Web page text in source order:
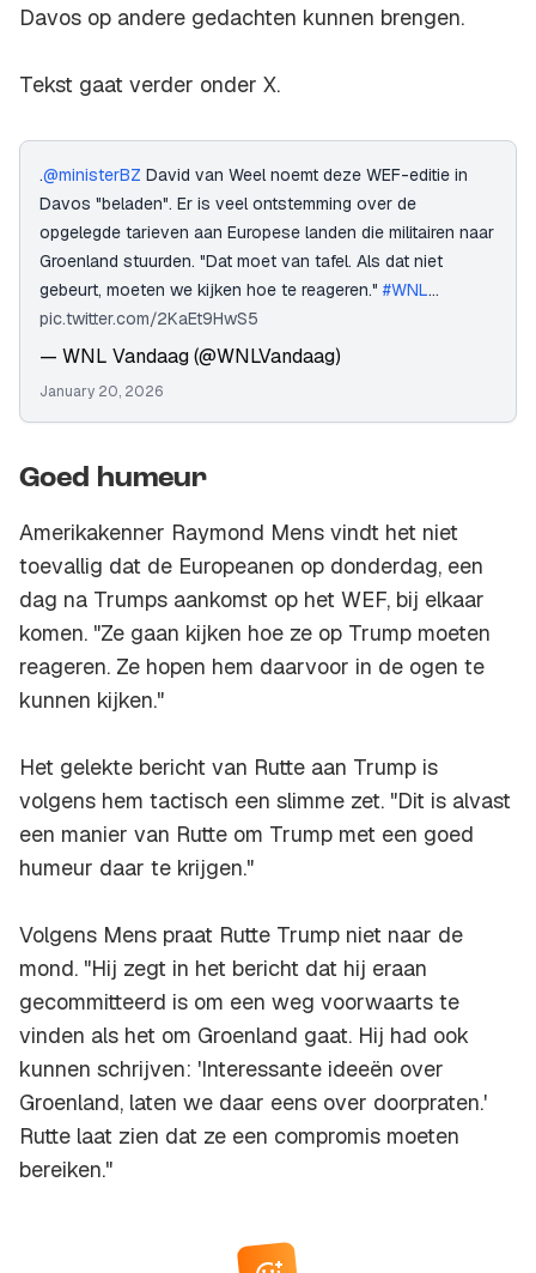
Davos op andere gedachten kunnen brengen.
Tekst gaat verder onder X.
.@ministerBZ David van Weel noemt deze WEF-editie in
Davos "beladen". Er is veel ontstemming over de
opgelegde tarieven aan Europese landen die militairen naar
Groenland stuurden. "Dat moet van tafel. Als dat niet
gebeurt, moeten we kijken hoe te reageren." #WNL…
pic.twitter.com/2KaEt9HwS5
— WNL Vandaag (@WNLVandaag)
January 20, 2026
Goed humeur
Amerikakenner Raymond Mens vindt het niet
toevallig dat de Europeanen op donderdag, een
dag na Trumps aankomst op het WEF, bij elkaar
komen. "Ze gaan kijken hoe ze op Trump moeten
reageren. Ze hopen hem daarvoor in de ogen te
kunnen kijken."
Het gelekte bericht van Rutte aan Trump is
volgens hem tactisch een slimme zet. "Dit is alvast
een manier van Rutte om Trump met een goed
humeur daar te krijgen."
Volgens Mens praat Rutte Trump niet naar de
mond. "Hij zegt in het bericht dat hij eraan
gecommitteerd is om een weg voorwaarts te
vinden als het om Groenland gaat. Hij had ook
kunnen schrijven: 'Interessante ideeën over
Groenland, laten we daar eens over doorpraten.'
Rutte laat zien dat ze een compromis moeten
bereiken."